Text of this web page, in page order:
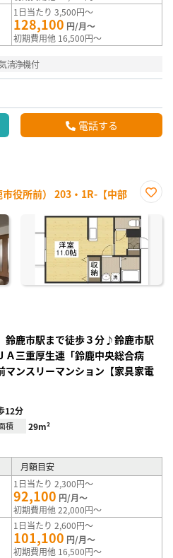
1日当たり 3,500円～
128,100 円/月～
初期費用他 16,500円～
清浄機付
電話する
役所前） 203・1R-【中部
に入
り登
録
鈴鹿市駅まで徒歩３分♪鈴鹿市駅
Ａ三重厚生連「鈴鹿中央総合病
ンスリーマンション【家具家電
12分
積 29m²
月額目安
1日当たり 2,300円～
92,100 円/月～
初期費用他 22,000円～
1日当たり 2,600円～
101,100 円/月～
初期費用他 16,500円～